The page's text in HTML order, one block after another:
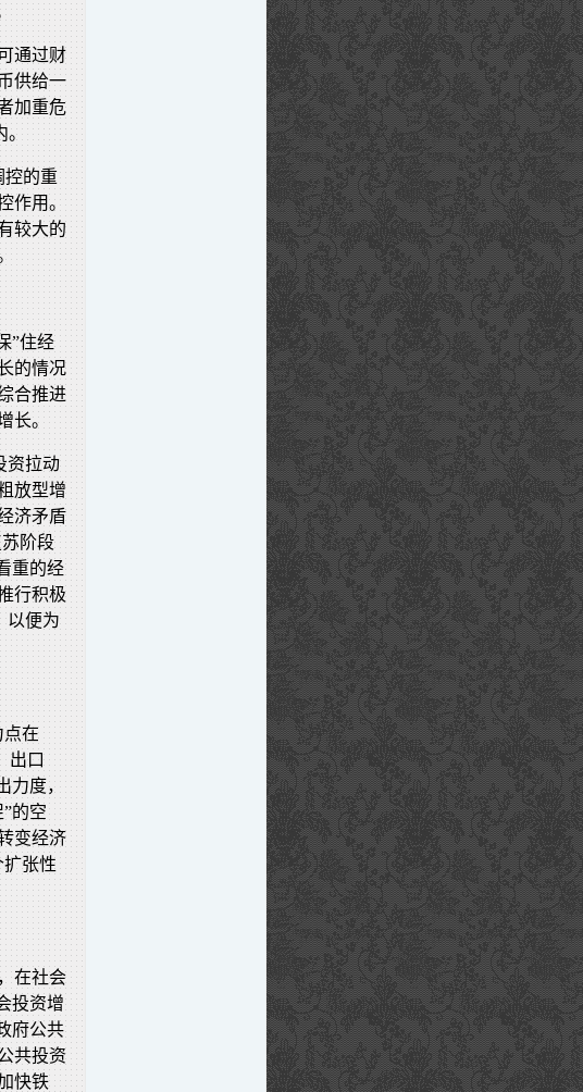
通过财
供给一
加重危
。
控的重
作用。
较大的
”住经
的情况
合推进
长。
资拉动
放型增
济矛盾
阶段
重的经
行积极
以便为
点在
出口
力度，
的空
变经济
张性
在社会
投资增
府公共
共投资
快铁